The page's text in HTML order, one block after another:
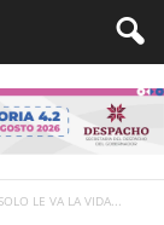
LE VA LA VIDA...